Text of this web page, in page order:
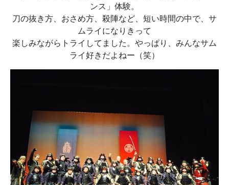
ンス」体験。
刀の抜き方、おさめ方、殺陣など、短い時間の中で、サ
ムライになりきって
楽しみながらトライしてました。やっぱり、みんなサム
ライ好きだよねー（笑）